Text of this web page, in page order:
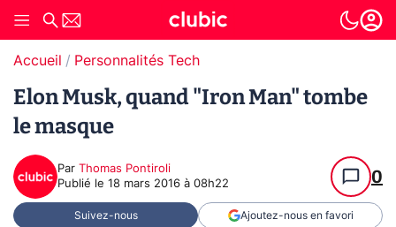
Accueil Personnalités Tech
Elon Musk, quand "Iron Man" tombe
le masque
Par Thomas Pontiroli
Publié le 18 mars 2016 à 08h22 0
Suivez-nous Ajoutez-nous en favori